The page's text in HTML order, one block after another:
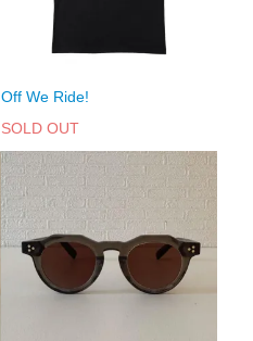
Off We Ride!
SOLD OUT